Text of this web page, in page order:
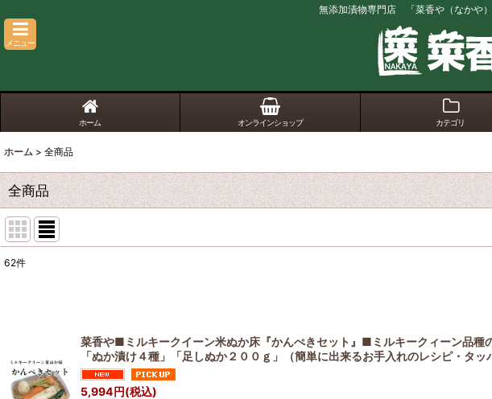
無添加漬物専門店 「菜香や（なかや
メニュー
ホーム オンラインショップ カテゴリ
ホーム > 全商品
全商品
62件
菜香や■ミルキークイーン米ぬか床『かんぺきセット』■ミルキークィーン品
「ぬか漬け４種」「足しぬか２００ｇ」（簡単に出来るお手入れのレシピ・タッ
5,994円(税込)